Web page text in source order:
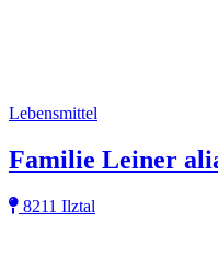
Lebensmittel
Familie Leiner
8211 Ilztal